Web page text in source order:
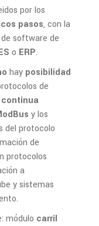
por los
pasos, con la
de software de
o ERP.
hay posibilidad
de
continua
y los
del protocolo
de
protocolos
a
y sistemas
módulo carril